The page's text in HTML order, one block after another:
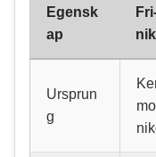
Egensk
ap
Ursprun
g